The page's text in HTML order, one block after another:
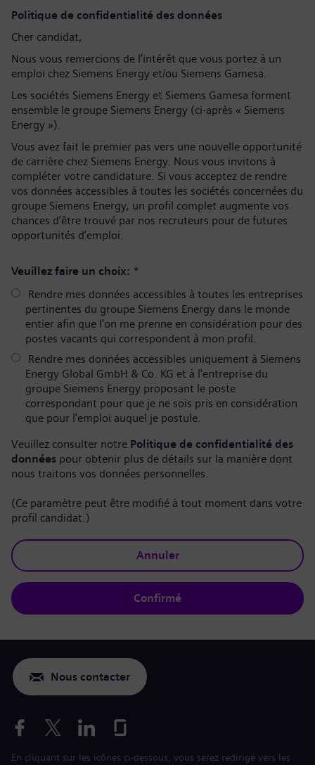
Politique de confidentialité des données
Cher candidat,
Nous vous remercions de l’intérêt que vous portez à un
emploi chez Siemens Energy et/ou Siemens Gamesa.
Les sociétés Siemens Energy et Siemens Gamesa forment
ensemble le groupe Siemens Energy (ci-après « Siemens
Energy »).
Vous avez fait le premier pas vers une nouvelle opportunité
de carrière chez Siemens Energy. Nous vous invitons à
compléter votre candidature. Si vous acceptez de rendre
vos données accessibles à toutes les sociétés concernées du
groupe Siemens Energy, un profil complet augmente vos
chances d’être trouvé par nos recruteurs pour de futures
opportunités d’emploi.
Veuillez faire un choix: *
Rendre mes données accessibles à toutes les entreprises
pertinentes du groupe Siemens Energy dans le monde
entier afin que l’on me prenne en considération pour des
postes vacants qui correspondent à mon profil.
Rendre mes données accessibles uniquement à Siemens
Energy Global GmbH & Co. KG et à l'entreprise du
groupe Siemens Energy proposant le poste
correspondant pour que je ne sois pris en considération
que pour l'emploi auquel je postule.
Veuillez consulter notre Politique de confidentialité des
données pour obtenir plus de détails sur la manière dont
nous traitons vos données personnelles.
(Ce paramètre peut être modifié à tout moment dans votre
profil candidat.)
Annuler
Confirmé
Nous contacter
En cliquant sur les icônes ci-dessous, vous serez redirigé vers les